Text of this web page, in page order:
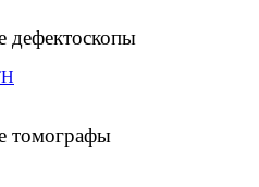
дефектоскопы
томографы